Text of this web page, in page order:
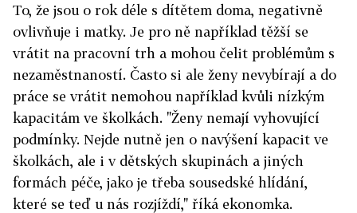
To, že jsou o rok déle s dítětem doma, negativně
ovlivňuje i matky. Je pro ně například těžší se
vrátit na pracovní trh a mohou čelit problémům s
nezaměstnaností. Často si ale ženy nevybírají a do
práce se vrátit nemohou například kvůli nízkým
kapacitám ve školkách. "Ženy nemají vyhovující
podmínky. Nejde nutně jen o navýšení kapacit ve
školkách, ale i v dětských skupinách a jiných
formách péče, jako je třeba sousedské hlídání,
které se teď u nás rozjíždí," říká ekonomka.